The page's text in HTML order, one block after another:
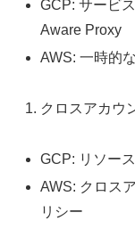
GCP: サービ
Aware Proxy
AWS: 一時的
クロスアカウ
GCP: リソー
AWS: クロス
リシー